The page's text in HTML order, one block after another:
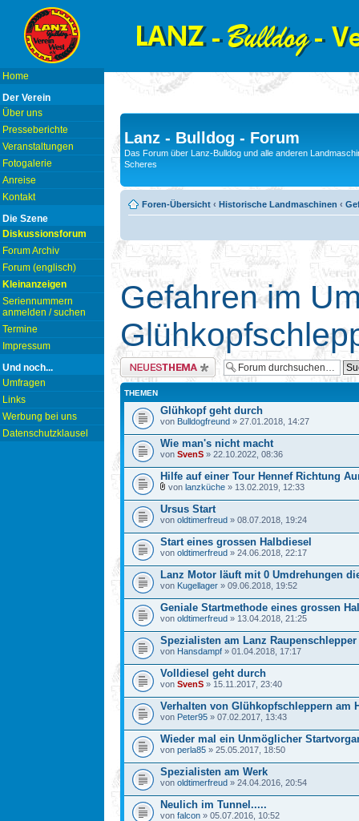
Home
Der Verein
Über uns
Presseberichte
Veranstaltungen
Fotogalerie
Anreise
Kontakt
Die Szene
Diskussionsforum
Forum Archiv
Forum (englisch)
Kleinanzeigen
Seriennummern
anmelden / suchen
Termine
Impressum
Und noch...
Umfragen
Links
Werbung bei uns
Datenschutzklausel
Lanz - Bulldog - Forum
Das Forum über Lanz-Bulldog und alle anderen
Scheres
Foren-Übersicht ‹ Historische Landmaschinen ‹
Gefahren im
Neues Thema erstellen
THEMEN
Glühkopf geht durch
von Bulldogfreund » 27.01.2018, 14:27
Wie man's nicht macht
von SvenS » 22.10.2022, 08:36
Hilfe auf einer Tour Hennef Richtung
von lanzküche » 13.02.2019, 12:33
Ursus Start
von oldtimerfreud » 08.07.2018, 19:24
Start eines grossen Halbdiesel
von oldtimerfreud » 24.06.2018, 22:17
Lanz Motor läuft mit 0 Umdrehungen
von Kugellager » 09.06.2018, 19:52
Geniale Startmethode eines grossen
von oldtimerfreud » 13.04.2018, 21:25
Spezialisten am Lanz Raupenschlepper
von Hansdampf » 01.04.2018, 17:17
Volldiesel geht durch
von SvenS » 15.11.2017, 23:40
Verhalten von Glühkopfschleppern am
von Peter95 » 07.02.2017, 13:43
Wieder mal ein Unmöglicher
von perla85 » 25.05.2017, 18:50
Spezialisten am Werk
von oldtimerfreud » 24.04.2016, 20:54
Neulich im Tunnel.....
von falcon » 05.07.2016, 10:52